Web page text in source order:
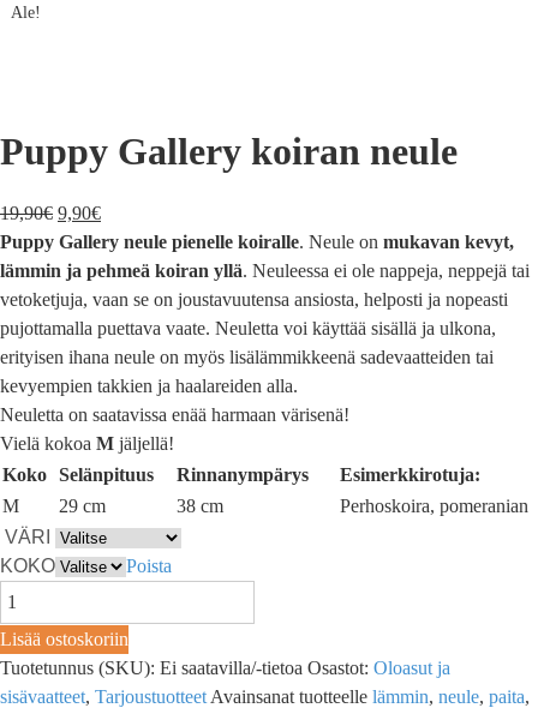
Ale!
Puppy Gallery koiran neule
19,90€ 9,90€
Puppy Gallery neule pienelle koiralle. Neule on mukavan kevyt,
lämmin ja pehmeä koiran yllä. Neuleessa ei ole nappeja, neppejä tai
vetoketjuja, vaan se on joustavuutensa ansiosta, helposti ja nopeasti
pujottamalla puettava vaate. Neuletta voi käyttää sisällä ja ulkona,
erityisen ihana neule on myös lisälämmikkeenä sadevaatteiden tai
kevyempien takkien ja haalareiden alla.
Neuletta on saatavissa enää harmaan värisenä!
Vielä kokoa M jäljellä!
Koko Selänpituus Rinnanympärys
Esimerkkirotuja:
M
29 cm 38 cm
Perhoskoira, pomeranian
VÄRI
KOKO
Poista
Lisää ostoskoriin
Tuotetunnus (SKU): Ei saatavilla/-tietoa Osastot: Oloasut ja
sisävaatteet, Tarjoustuotteet Avainsanat tuotteelle lämmin, neule, paita,